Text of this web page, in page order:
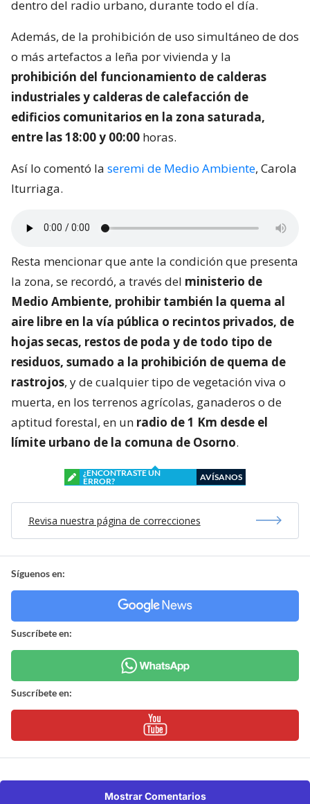
dentro del radio urbano, durante todo el día.
Además, de la prohibición de uso simultáneo de dos
o más artefactos a leña por vivienda y la
prohibición del funcionamiento de calderas
industriales y calderas de calefacción de
edificios comunitarios en la zona saturada,
entre las 18:00 y 00:00 horas.
Así lo comentó la seremi de Medio Ambiente, Carola
Iturriaga.
Resta mencionar que ante la condición que presenta
la zona, se recordó, a través del ministerio de
Medio Ambiente, prohibir también la quema al
aire libre en la vía pública o recintos privados, de
hojas secas, restos de poda y de todo tipo de
residuos, sumado a la prohibición de quema de
rastrojos, y de cualquier tipo de vegetación viva o
muerta, en los terrenos agrícolas, ganaderos o de
aptitud forestal, en un radio de 1 Km desde el
límite urbano de la comuna de Osorno.
¿ENCONTRASTE UN
ERROR?
AVÍSANOS
Revisa nuestra página de correcciones
Síguenos en:
Suscríbete en:
Suscríbete en:
Mostrar Comentarios